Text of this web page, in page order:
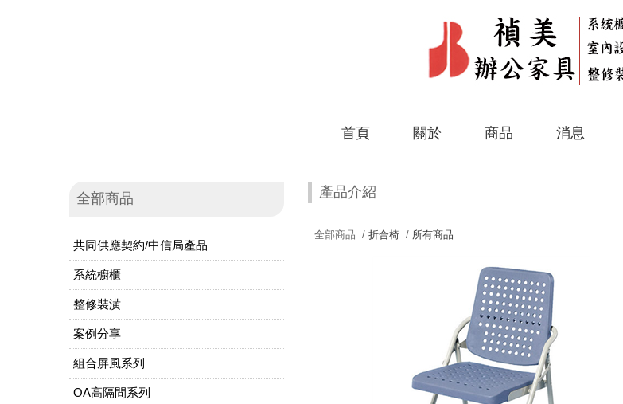
首頁 關於 商品 消息
全部商品
共同供應契約/中信局產品
系統櫥櫃
整修裝潢
案例分享
組合屏風系列
OA高隔間系列
產品介紹
全部商品 / 折合椅/ 所有商品